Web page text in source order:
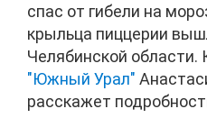
спас от гибели на
крыльца пиццерии
Челябинской области.
"Южный Урал"
расскажет